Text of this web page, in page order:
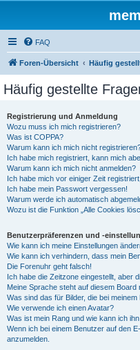
FAQ
Foren-Übersicht Häufig
Häufig gestellte
Registrierung und Anmeldung
Wozu muss ich mich registrieren?
Was ist COPPA?
Warum kann ich mich nicht
Ich habe mich registriert, kann mich
Warum kann ich mich nicht anmelden?
Ich habe mich vor einiger Zeit
Ich habe mein Passwort vergessen!
Warum werde ich automatisch
Wozu ist die Funktion „Alle Cookies
Benutzerpräferenzen und -
Wie kann ich meine Einstellungen
Wie kann ich verhindern, dass mein
Die Forenuhr geht falsch!
Ich habe die Zeitzone eingestellt, aber
Meine Sprache steht auf diesem Board
Was sind das für Bilder, die bei
Wie verwende ich einen Avatar?
Was ist mein Rang und wie kann ich
Wenn ich bei einem Benutzer auf den
anzumelden.